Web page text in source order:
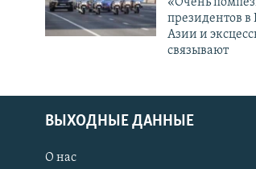
президентов в
Азии и
связывают
ВЫХОДНЫЕ ДАННЫЕ
О нас